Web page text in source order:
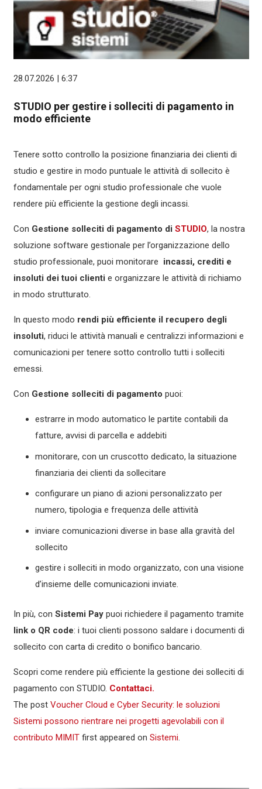
28.07.2026 | 6:37
STUDIO per gestire i solleciti di pagamento in
modo efficiente
Tenere sotto controllo la posizione finanziaria dei clienti di
studio e gestire in modo puntuale le attività di sollecito è
fondamentale per ogni studio professionale che vuole
rendere più efficiente la gestione degli incassi.
Con Gestione solleciti di pagamento di STUDIO, la nostra
soluzione software gestionale per l’organizzazione dello
studio professionale, puoi monitorare incassi, crediti e
insoluti dei tuoi clienti e organizzare le attività di richiamo
in modo strutturato.
In questo modo rendi più efficiente il recupero degli
insoluti, riduci le attività manuali e centralizzi informazioni e
comunicazioni per tenere sotto controllo tutti i solleciti
emessi.
Con Gestione solleciti di pagamento puoi:
estrarre in modo automatico le partite contabili da
fatture, avvisi di parcella e addebiti
monitorare, con un cruscotto dedicato, la situazione
finanziaria dei clienti da sollecitare
configurare un piano di azioni personalizzato per
numero, tipologia e frequenza delle attività
inviare comunicazioni diverse in base alla gravità del
sollecito
gestire i solleciti in modo organizzato, con una visione
d’insieme delle comunicazioni inviate.
In più, con Sistemi Paypuoi richiedere il pagamento tramite
link o QR code: i tuoi clienti possono saldare i documenti di
sollecito con carta di credito o bonifico bancario.
Scopri come rendere più efficiente la gestione dei solleciti di
pagamento con STUDIO. Contattaci.
The post Voucher Cloud e Cyber Security: le soluzioni
Sistemi possono rientrare nei progetti agevolabili con il
contributo MIMITfirst appeared on Sistemi